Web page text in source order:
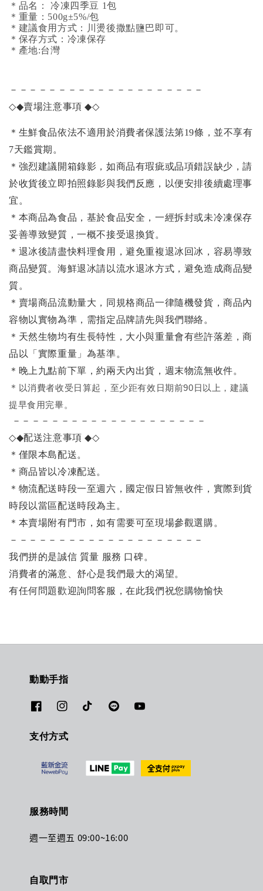
＊品名： 冷凍四季豆 1包
＊重量：500g±5%/包
＊建議食用方式：川燙後撒點鹽巴即可。
＊保存方式：冷凍保存
＊產地:台灣
－－－－－－－－－－－－－－－－－－－－
◇◆賣場注意事項◆◇
＊生鮮食品依法不適用於消費者保護法第19條，並不享有
7天鑑賞期。
＊強烈建議開箱錄影，如商品有瑕疵或品項錯誤缺少，請
於收貨後立即拍照錄影與我們反應，以便安排後續處理事
宜。
＊本商品為食品，基於食品安全，一經拆封或未冷凍保存
妥善導致變質，一概不接受退換貨。
＊退冰後請盡快料理食用，避免重複退冰回冰，容易導致
商品變質。海鮮退冰請以流水退冰方式，避免造成商品變
質。
＊賣場商品流動量大，同規格商品一律隨機發貨，商品內
容物以實物為準，需指定品牌請先與我們聯絡。
＊天然生物均有生長特性，大小與重量會有些許落差，商
品以「實際重量」為基準。
＊晚上九點前下單，約兩天內出貨，週末物流無收件。
＊ 以消費者收受日算起，至少距有效日期前90日以上，建議
提早食用完畢。
－－－－－－－－－－－－－－－－－－－－
◇◆配送注意事項◆◇
＊僅限本島配送。
＊商品皆以冷凍配送。
＊物流配送時段一至週六，國定假日皆無收件，實際到貨
時段以當區配送時段為主。
＊本賣場附有門市，如有需要可至現場參觀選購。
－－－－－－－－－－－－－－－－－－－－
我們拼的是誠信 質量 服務 口碑。
消費者的滿意、舒心是我們最大的渴望。
有任何問題歡迎詢問客服，在此我們祝您購物愉快
動動手指
支付方式
服務時間
週一至週五 09:00~16:00
自取門市